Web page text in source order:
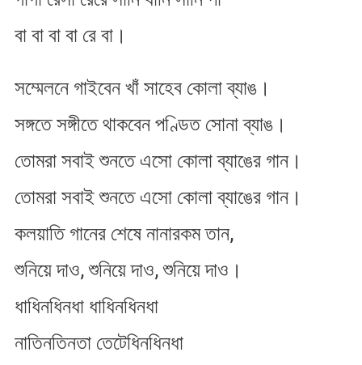
বা বা বা বা রে বা।
সম্মেলনে গাইবেন খাঁ সাহেব কোলা ব্যাঙ।
সঙ্গতে সঙ্গীতে থাকবেন পণ্ডিত সোনা ব্যাঙ।
তোমরা সবাই শুনতে এসো কোলা ব্যাঙের গান।
তোমরা সবাই শুনতে এসো কোলা ব্যাঙের গান।
কল​য়াতি গানের শেষে নানারকম তান,
শুনিয়ে দাও, শুনিয়ে দাও, শুনিয়ে দাও।
ধাধিনধিনধা ধাধিনধিনধা
নাতিনতিনতা তেটেধিনধিনধা